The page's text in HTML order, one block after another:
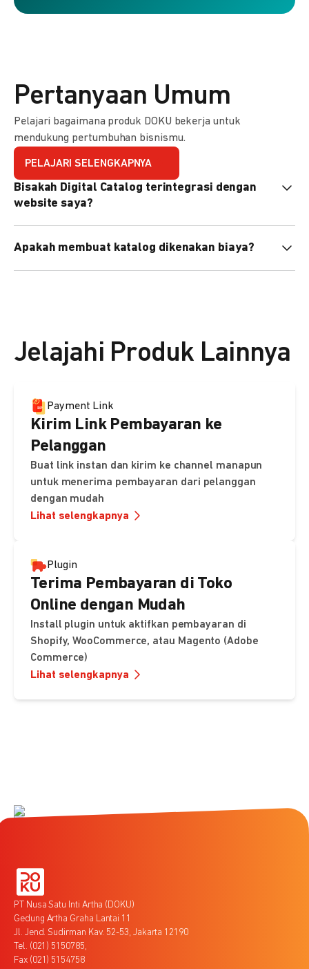
Pertanyaan Umum
Pelajari bagaimana produk DOKU bekerja untuk
mendukung pertumbuhan bisnismu.
PELAJARI SELENGKAPNYA
Bisakah Digital Catalog terintegrasi dengan
website saya?
atau menyematkan QR code di website Anda.
Apakah membuat katalog dikenakan biaya?
Jelajahi Produk Lainnya
Payment Link
Kirim Link Pembayaran ke
Pelanggan
Buat link instan dan kirim ke channel manapun
untuk menerima pembayaran dari pelanggan
dengan mudah
Lihat selengkapnya
Plugin
Terima Pembayaran di Toko
Online dengan Mudah
Install plugin untuk aktifkan pembayaran di
Shopify, WooCommerce, atau Magento (Adobe
Commerce)
Lihat selengkapnya
PT Nusa Satu Inti Artha (DOKU)
Gedung Artha Graha Lantai 11
Jl. Jend. Sudirman Kav. 52-53, Jakarta 12190
Tel. (021) 5150785,
Fax (021) 5154758